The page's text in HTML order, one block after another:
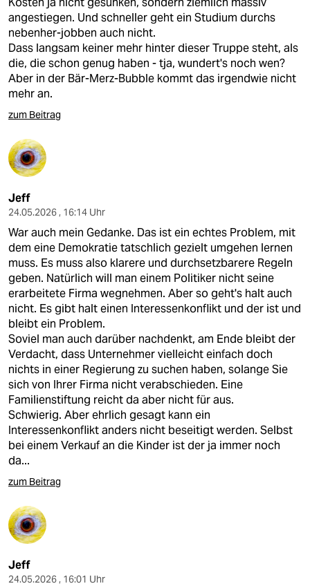
angestiegen. Und schneller geht ein Studium durchs
nebenher-jobben auch nicht.
Dass langsam keiner mehr hinter dieser Truppe steht, als
die, die schon genug haben - tja, wundert's noch wen?
Aber in der Bär-Merz-Bubble kommt das irgendwie nicht
mehr an.
zum Beitrag
Jeff
24.05.2026 , 16:14 Uhr
War auch mein Gedanke. Das ist ein echtes Problem, mit
dem eine Demokratie tatschlich gezielt umgehen lernen
muss. Es muss also klarere und durchsetzbarere Regeln
geben. Natürlich will man einem Politiker nicht seine
erarbeitete Firma wegnehmen. Aber so geht's halt auch
nicht. Es gibt halt einen Interessenkonflikt und der ist und
bleibt ein Problem.
Soviel man auch darüber nachdenkt, am Ende bleibt der
Verdacht, dass Unternehmer vielleicht einfach doch
nichts in einer Regierung zu suchen haben, solange Sie
sich von Ihrer Firma nicht verabschieden. Eine
Familienstiftung reicht da aber nicht für aus.
Schwierig. Aber ehrlich gesagt kann ein
Interessenkonflikt anders nicht beseitigt werden. Selbst
bei einem Verkauf an die Kinder ist der ja immer noch
da...
zum Beitrag
Jeff
24.05.2026 , 16:01 Uhr